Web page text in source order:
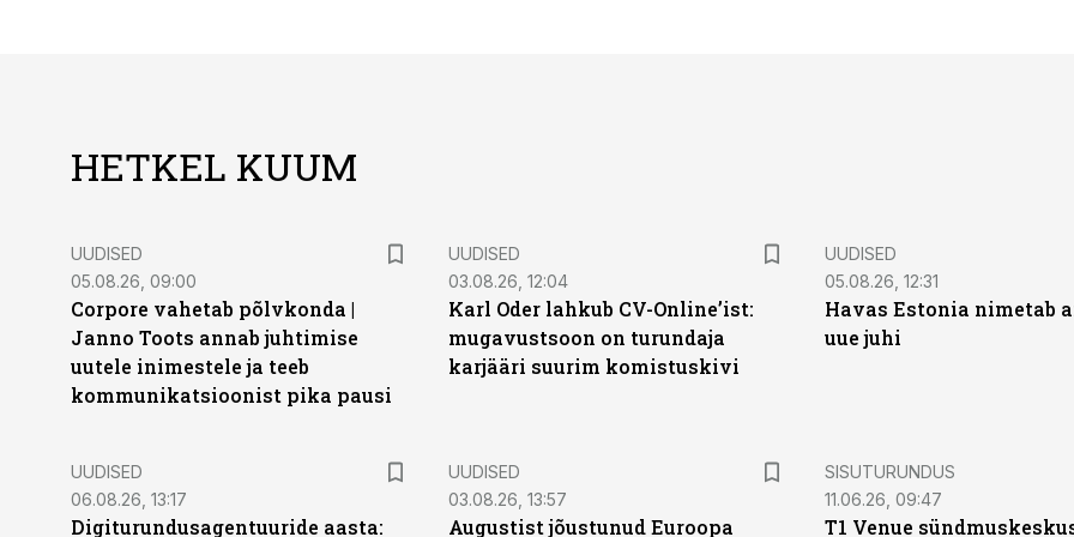
HETKEL KUUM
UUDISED
05.08.26, 09:00
Corpore vahetab põlvkonda |
Janno Toots annab juhtimise
uutele inimestele ja teeb
kommunikatsioonist pika pausi
UUDISED
03.08.26, 12:04
Karl Oder lahkub CV-Online’ist:
mugavustsoon on turundaja
karjääri suurim komistuskivi
UUDISED
05.08.26, 12:31
Havas Estonia nimetab
uue juhi
UUDISED
06.08.26, 13:17
Digiturundusagentuuride aasta:
UUDISED
03.08.26, 13:57
Augustist jõustunud Euroopa
ST
SISUTURUNDUS
11.06.26, 09:47
T1 Venue